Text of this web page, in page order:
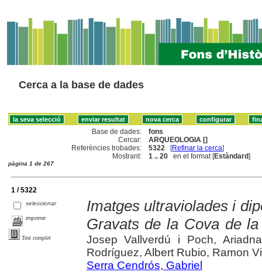
Cerca a la base de dades
Base de dades:
fons
Cercar:
ARQUEOLOGIA []
Referències trobades:
5322 [Refinar la cerca]
Mostrant:
1 .. 20 en el format [Estàndard]
pàgina 1 de 267
1 / 5322
seleccionar
imprimir
Text complet
Imatges ultraviolades i
Gravats de la Cova de
Josep Vallverdú i Poch,
Rodríguez, Albert Rubio, Ramon
Serra Cendrós, Gabriel